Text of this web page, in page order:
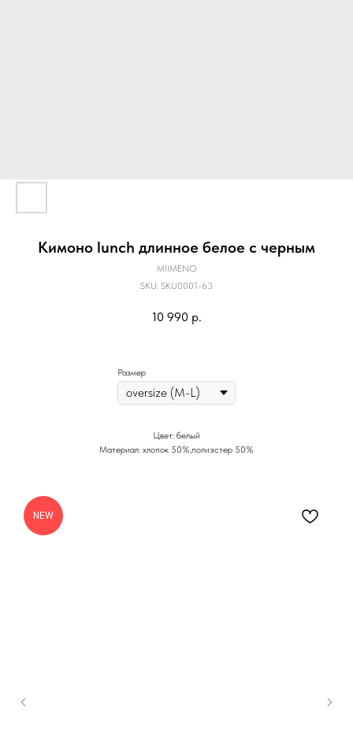
Кимоно lunch длинное белое с черным
MIIMENO
SKU: SKU0001-63
10 990 р.
Размер
Цвет: белый
Материал: хлопок 50%,полиэстер 50%
NEW